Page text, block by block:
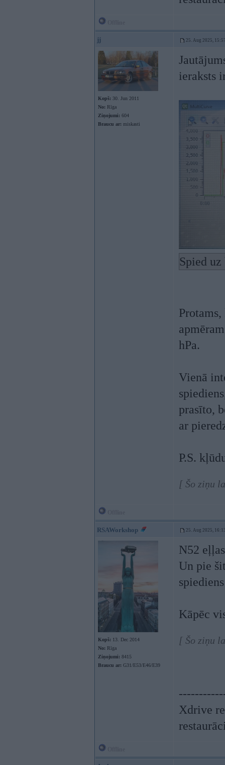
jj 25. Aug 2025,
Kopš: 30. Jun 2011
No: Rīga
Ziņojumi: 604
Braucu ar: miskasti
ieraksts
Spied
hPa.
Vienā
prasīto,
ar
P.S.
[ Šo ziņu
RSAWorkshop 25. Aug 2025,
Kopš: 13. Dec 2014
No: Rīga
Ziņojumi: 8415
Braucu ar: G31/E53/E46/E39
N52
Un pie
spiediens
Kāpēc
[ Šo ziņu
Xdrive